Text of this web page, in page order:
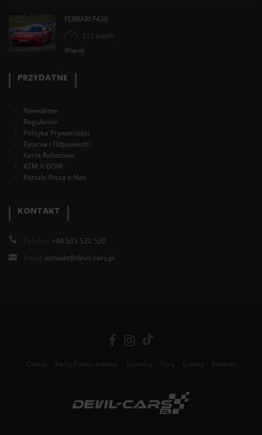
FERRARI F430
315 km/h
Więcej
PRZYDATNE
Newsletter
Regulamin
Polityka Prywatności
Pytania i Odpowiedzi
Karta Rabatowa
KTM X-BOW
Portale Piszą o Nas
KONTAKT
Telefon: +48 503 520 520
Email: kontakt@devil-cars.pl
Oferta Karty Podarunkowe Terminy Tory Eventy Kontakt